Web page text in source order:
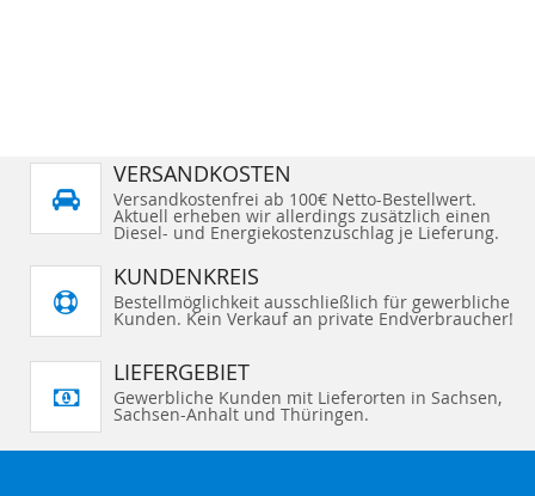
VERSANDKOSTEN
Versandkostenfrei ab 100€ Netto-Bestellwert.
Aktuell erheben wir allerdings zusätzlich einen
Diesel- und Energiekostenzuschlag je Lieferung.
KUNDENKREIS
Bestellmöglichkeit ausschließlich für gewerbliche
Kunden. Kein Verkauf an private Endverbraucher!
LIEFERGEBIET
Gewerbliche Kunden mit Lieferorten in Sachsen,
Sachsen-Anhalt und Thüringen.